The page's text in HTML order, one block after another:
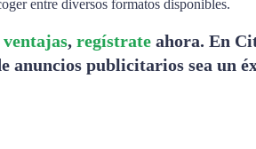
entre diversos formatos disponibles.
ventajas, regístrate ahora. En
anuncios publicitarios sea un